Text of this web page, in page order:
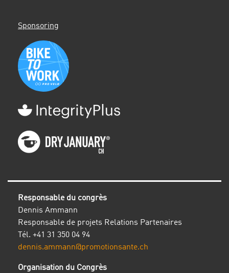
Sponsoring
Responsable du congrès
Dennis Ammann
Responsable de projets Relations Partenaires
Tél. +41 31 350 04 94
dennis.ammann@promotionsante.ch
Organisation du Congrès